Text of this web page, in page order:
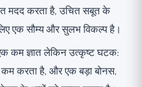
मदद करता है, उचित सबूत के
एक सौम्य और सुलभ विकल्प है।
कम ज्ञात लेकिन उत्कृष्ट घटक:
कम करता है, और एक बड़ा बोनस,